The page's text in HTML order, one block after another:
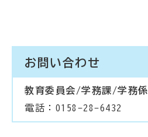
お問い合わせ
教育委員会/学務課/学務係
電話：0158-28-6432